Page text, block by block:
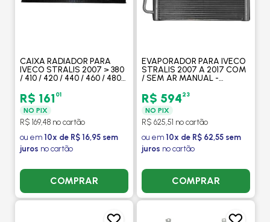
CAIXA RADIADOR PARA
IVECO STRALIS 2007 > 380
/ 410 / 420 / 440 / 460 / 480
R$ 161 01
NO PIX
R$ 169,48 no cartão
ou em 10x de R$ 16,95 sem
juros no cartão
COMPRAR
EVAPORADOR PARA IVECO
STRALIS 2007 A 2017 COM
/ SEM AR MANUAL -
R$ 59423
NO PIX
R$ 625,51 no cartão
ou em 10x de R$ 62,55 sem
juros no cartão
COMPRAR